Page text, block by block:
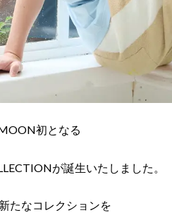
初となる
が誕生いたしました。
たなコレクションを